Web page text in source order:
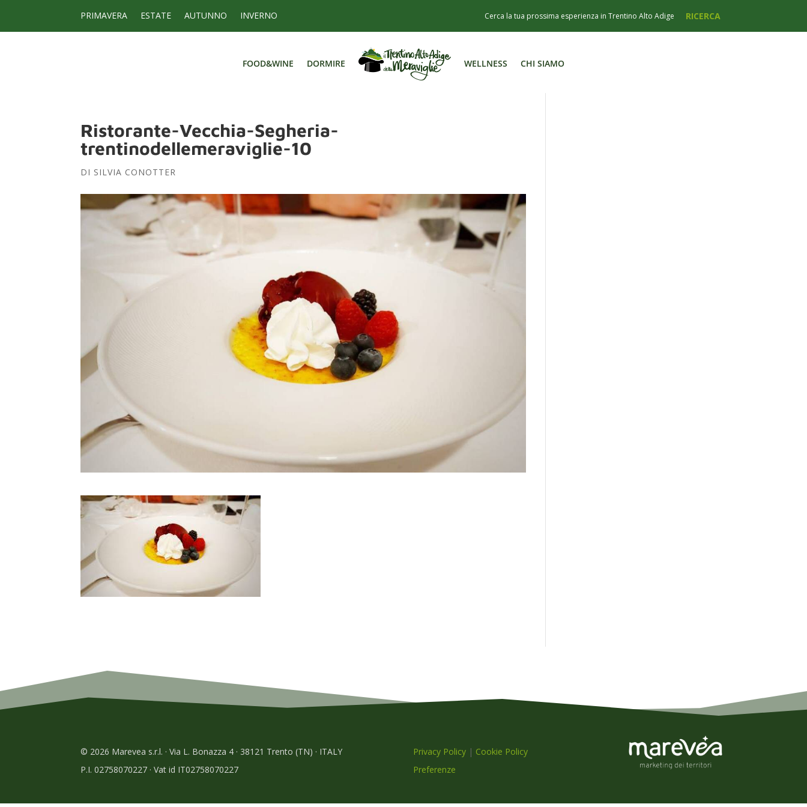
PRIMAVERA ESTATE AUTUNNO INVERNO
FOOD&WINE DORMIRE WELLNESS CHI SIAMO
Ristorante-Vecchia-Segheria-
trentinodellemeraviglie-10
DI SILVIA CONOTTER
© 2026 Marevea s.r.l. · Via L. Bonazza 4 · 38121 Trento (TN) · ITALY
P.I. 02758070227 · Vat id IT02758070227
Privacy Policy | Cookie Policy
Preferenze